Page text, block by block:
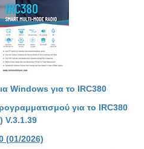
Windows για το IRC380
για το IRC380
V.3.1.39
(01/2026)